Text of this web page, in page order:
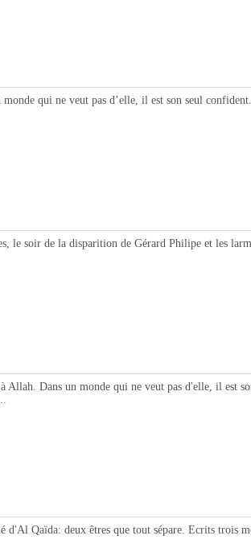
qui ne veut pas d’elle, il est son seul
le soir de la disparition de Gérard Philipe et les
Dans un monde qui ne veut pas d'elle, il est
Qaïda: deux êtres que tout sépare. Ecrits trois